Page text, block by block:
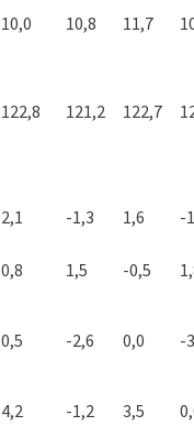
10,0 10,8 11,7
122,8 121,2 122,7
2,1 -1,3 1,6 -
0,8 1,5 -0,5
0,5 -2,6 0,0 -
4,2 -1,2 3,5